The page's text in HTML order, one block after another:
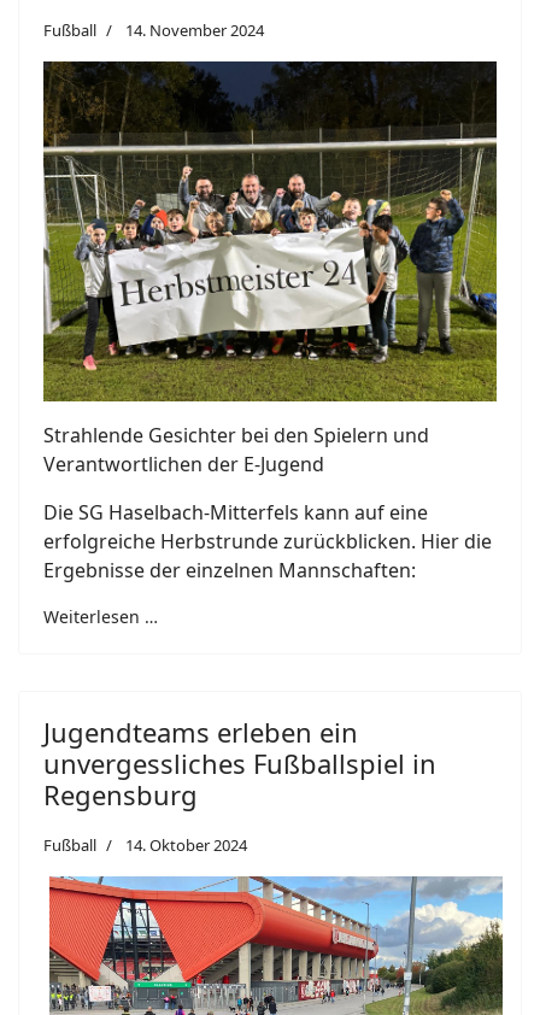
Fußball 14. November 2024
Strahlende Gesichter bei den Spielern und
Verantwortlichen der E-Jugend
Die SG Haselbach-Mitterfels kann auf eine
erfolgreiche Herbstrunde zurückblicken. Hier die
Ergebnisse der einzelnen Mannschaften:
Weiterlesen …
Jugendteams erleben ein
unvergessliches Fußballspiel in
Regensburg
Fußball 14. Oktober 2024